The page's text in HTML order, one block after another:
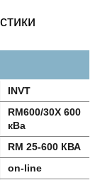
INVT
RM600/30X 600
кВа
RM 25-600 КВА
on-line